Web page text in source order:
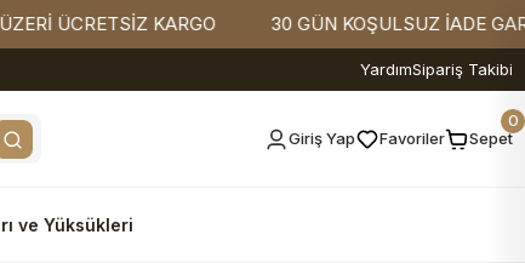
KARGO 30 GÜN KOŞULSUZ İADE GARANTİSİ
YardımSipariş Takibi
Giriş Yap Favoriler Sepet
0
ve Yüksükleri